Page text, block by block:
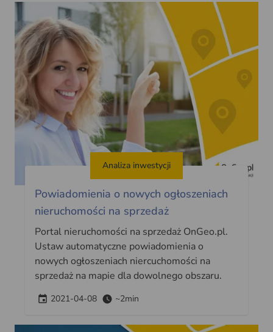
Analiza inwestycji
Powiadomienia o nowych ogłoszeniach
nieruchomości na sprzedaż
Portal nieruchomości na sprzedaż OnGeo.pl.
Ustaw automatyczne powiadomienia o
nowych ogłoszeniach niercuchomości na
sprzedaż na mapie dla dowolnego obszaru.
2021-04-08 ~2min